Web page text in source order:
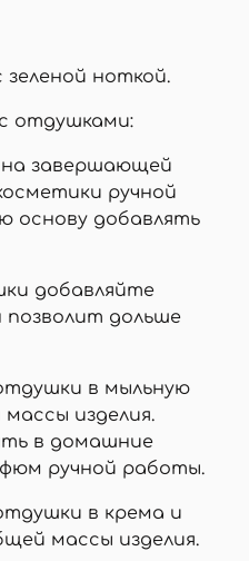
ноткой.
отдушками:
завершающей
ручной
основу добавлять
добавляйте
дольше
в мыльную
изделия.
в домашние
ручной работы.
в крема и
массы изделия.